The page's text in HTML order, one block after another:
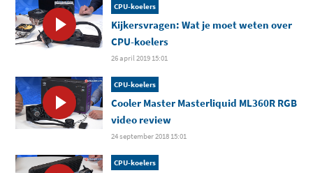
CPU-koelers
Kijkersvragen: Wat je moet weten over
CPU-koelers
26 april 2019 15:01
CPU-koelers
Cooler Master Masterliquid ML360R RGB
video review
24 september 2018 15:01
CPU-koelers